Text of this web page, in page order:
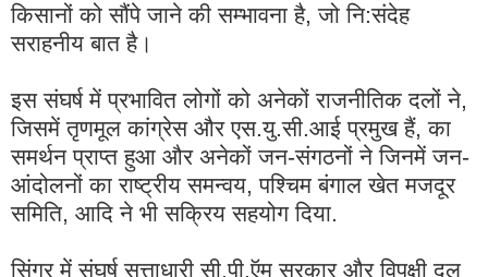
किसानों को सौंपे जाने की सम्भावना है, जो नि:संदेह
सराहनीय बात है।
इस संघर्ष में प्रभावित लोगों को अनेकों राजनीतिक दलों ने,
जिसमें तृणमूल कांग्रेस और एस.यु.सी.आई प्रमुख हैं, का
समर्थन प्राप्त हुआ और अनेकों जन-संगठनों ने जिनमें जन-
आंदोलनों का राष्ट्रीय समन्वय, पश्चिम बंगाल खेत मजदूर
समिति, आदि ने भी सक्रिय सहयोग दिया.
सिंगुर में संघर्ष सत्ताधारी सी.पी.ऍम सरकार और विपक्षी दल